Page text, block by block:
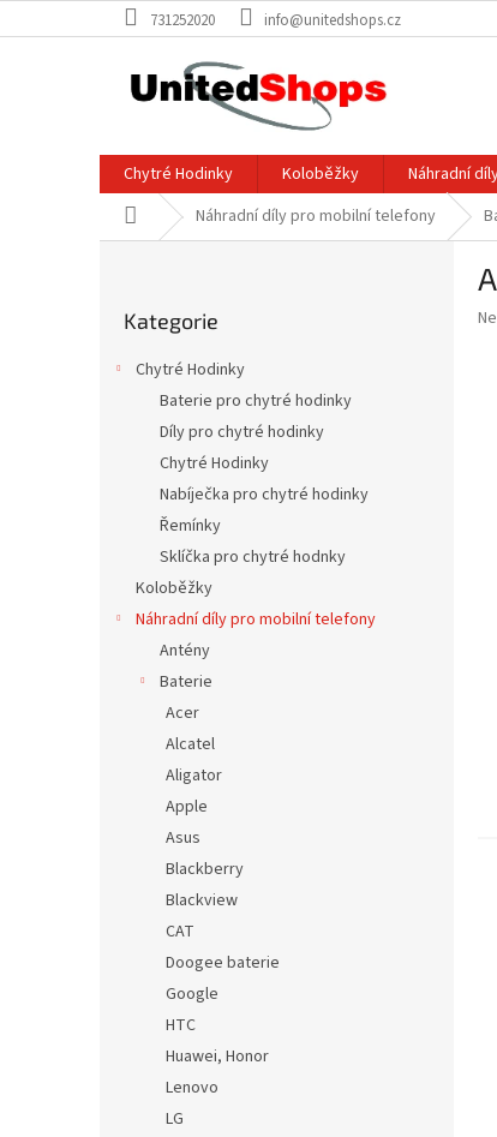
na
731252020 info@unitedshops.cz
Chytré Hodinky Koloběžky Náhradní
Domů Náhradní díly pro mobilní telefony
kategorie
Kategorie
Chytré Hodinky
Baterie pro chytré hodinky
Díly pro chytré hodinky
Chytré Hodinky
Nabíječka pro chytré hodinky
Řemínky
Sklíčka pro chytré hodnky
Koloběžky
Náhradní díly pro mobilní telefony
Antény
Baterie
Acer
Alcatel
Aligator
Apple
Asus
Blackberry
Blackview
CAT
Doogee baterie
Google
HTC
Huawei, Honor
Lenovo
LG